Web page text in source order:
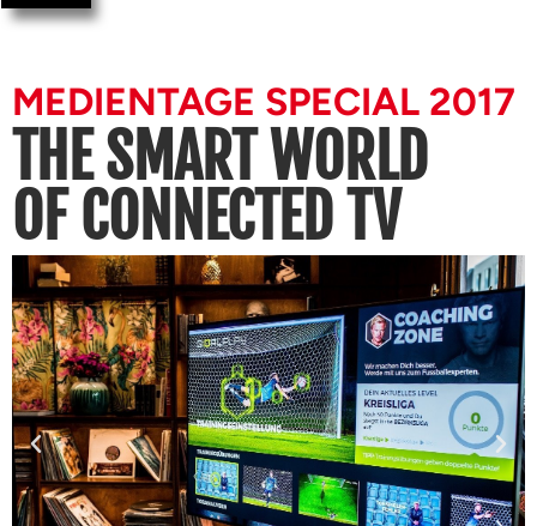
MEDIENTAGE SPECIAL 2017
THE SMART WORLD
OF CONNECTED TV